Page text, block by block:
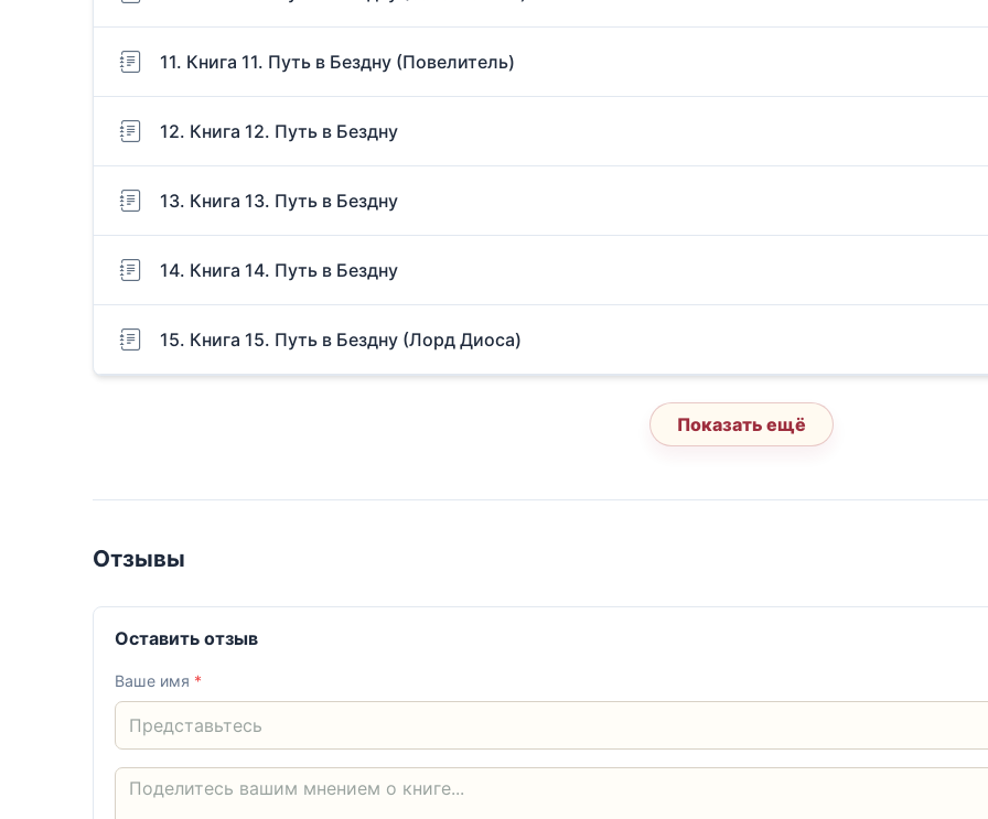
11. Книга 11. Путь в Бездну (Повелитель)
12. Книга 12. Путь в Бездну
13. Книга 13. Путь в Бездну
14. Книга 14. Путь в Бездну
15. Книга 15. Путь в Бездну (Лорд Диоса)
Показать ещё
Отзывы
Оставить отзыв
Ваше имя *